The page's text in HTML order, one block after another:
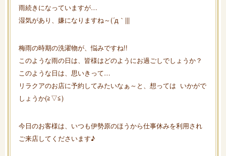
雨続きになっていますが…
湿気があり、嫌になりますね～(´д｀|||
梅雨の時期の洗濯物が、悩みですね!!
このような雨の日は、皆様はどのようにお過ごしでしょうか？
このような日は、思いきって…
リラクアのお店に予約してみたいなぁ～と、想っては いかがで
しょうか(≧▽≦)
今日のお客様は、いつも伊勢原のほうから仕事休みを利用され
ご来店してくださいます♪